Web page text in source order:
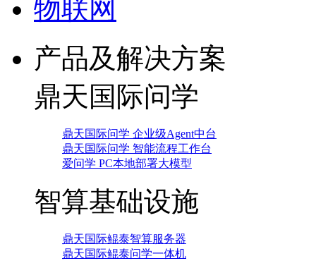
物联网
产品及解决方案
鼎天国际问学
鼎天国际问学 企业级Agent中台
鼎天国际问学 智能流程工作台
爱问学 PC本地部署大模型
智算基础设施
鼎天国际鲲泰智算服务器
鼎天国际鲲泰问学一体机